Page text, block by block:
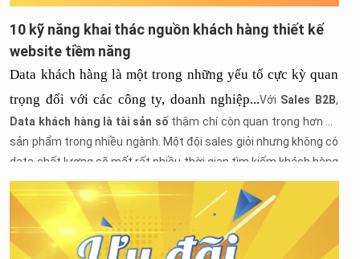
10 kỹ năng khai thác nguồn khách hàng thiết kế
website tiềm năng
Data khách hàng là một trong những yếu tố cực kỳ quan
trọng đối với các công ty, doanh nghiệp...Với Sales B2B,
Data khách hàng là tài sản số thậm chí còn quan trọng hơn cả
sản phẩm trong nhiều ngành. Một đội sales giỏi nhưng không có
data chất lượng sẽ mất rất nhiều thời gian tìm kiếm khách hàng
mới.